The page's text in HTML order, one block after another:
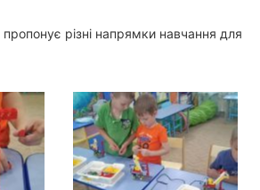
різні напрямки навчання для